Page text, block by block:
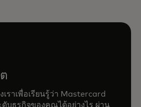
ราเพื่อเรียนรู้ว่า Mastercard
ดับธุรกิจของคุณได้อย่างไร ผ่าน